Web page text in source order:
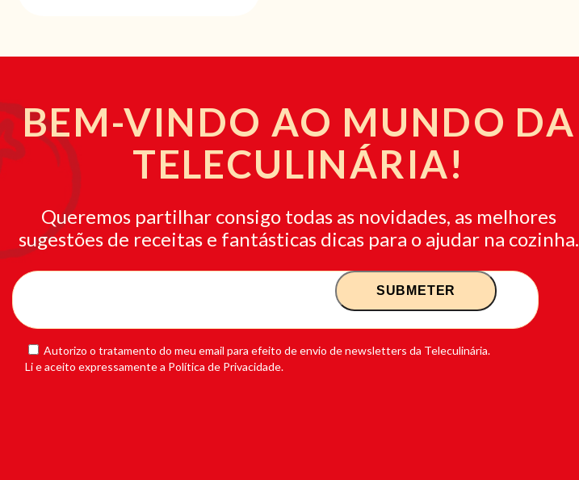
BEM-VINDO AO MUNDO DA
TELECULINÁRIA!
Queremos partilhar consigo todas as novidades, as melhores
sugestões de receitas e fantásticas dicas para o ajudar na cozinha.
Autorizo o tratamento do meu email para efeito de envio de newsletters da Teleculinária.
Li e aceito expressamente a Política de Privacidade.